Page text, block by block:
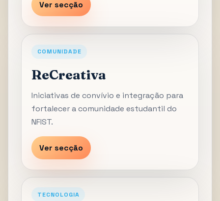
Ver secção
COMUNIDADE
ReCreativa
Iniciativas de convívio e integração para
fortalecer a comunidade estudantil do
NFIST.
Ver secção
TECNOLOGIA